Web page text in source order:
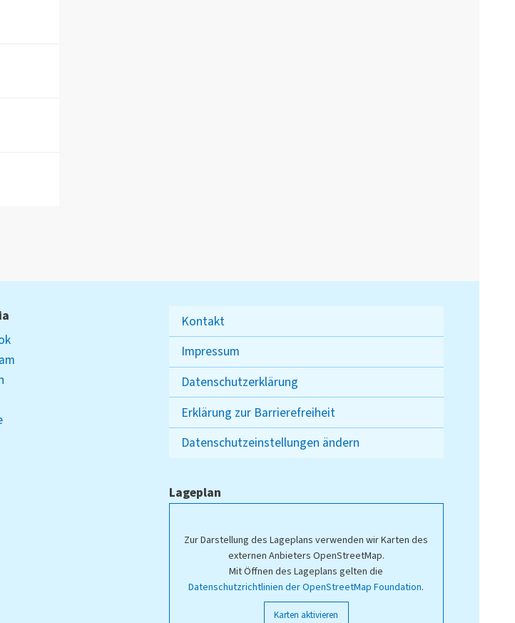
Kontakt
Impressum
Datenschutzerklärung
Erklärung zur Barrierefreiheit
Datenschutzeinstellungen ändern
Lageplan
Zur Darstellung des Lageplans verwenden wir Karten des
externen Anbieters OpenStreetMap.
Mit Öffnen des Lageplans gelten die
Datenschutzrichtlinien der OpenStreetMap Foundation.
Karten aktivieren